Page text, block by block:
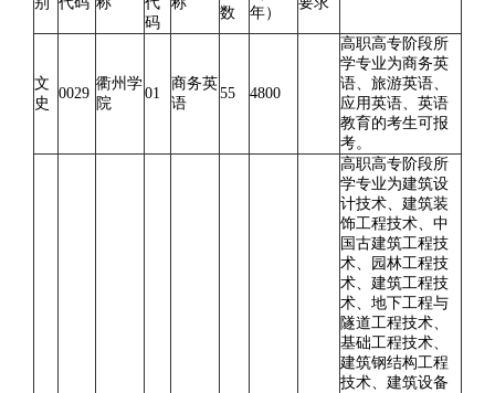
码
数
年）
文
史
0029
衢州学
院
01
商务英
语
55 4800
高职高专阶段所
学专业为商务英
语、旅游英语、
应用英语、英语
教育的考生可报
考。
高职高专阶段所
学专业为建筑设
计技术、建筑装
饰工程技术、中
国古建筑工程技
术、园林工程技
术、建筑工程技
术、地下工程与
隧道工程技术、
基础工程技术、
建筑钢结构工程
技术、建筑设备